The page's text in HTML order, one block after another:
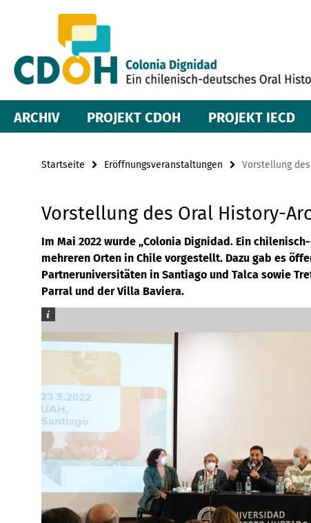
Inhalt
Navigation
ARCHIV PROJEKT CDOH PROJEKT IECD
Startseite Eröffnungsveranstaltungen Vorstellung
Vorstellung des Oral History-
Im Mai 2022 wurde „Colonia Dignidad. Ein
mehreren Orten in Chile vorgestellt. Dazu gab es
Partneruniversitäten in Santiago und Talca sowie
Parral und der Villa Baviera.